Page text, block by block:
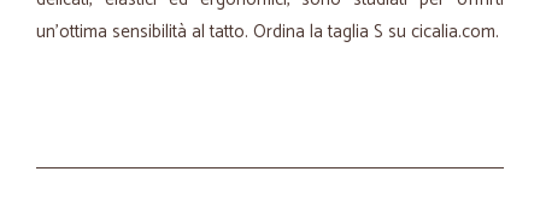
un’ottima sensibilità al tatto. Ordina la taglia S su cicalia.com.